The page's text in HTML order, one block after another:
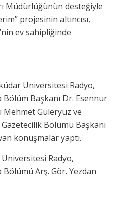
Müdürlüğünün desteğiyle
projesinin altıncısı,
ev sahipliğinde
Üniversitesi Radyo,
Başkanı Dr. Esennur
Mehmet Güleryüz ve
Bölümü Başkanı
konuşmalar yaptı.
Radyo,
Arş. Gör. Yezdan